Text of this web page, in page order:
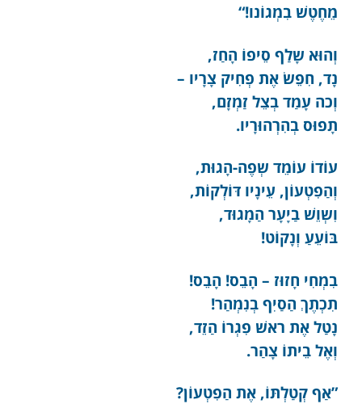
מֵחֶטֶשׁ בִמְגוֹנו!“
וְהוּא שָלַף סֵיפוֹ הָחַז,
נָד, חִפֵשׂ אֶת פְחִיק צָרָיו –
וְכה עָמַד בְצֵל זַמְזָם,
תָפוּס בְהִרְהוּרָיו.
עוֹדוֹ עוֹמֵד שְפֶה-הָגוּת,
וְהַפִטְעוֹן, עֵינָיו דּוֹלְקוֹת,
וִשְוֵשׁ בַיָעָר הַמָגוּד,
בּוֹעֵעַ וְנָקוֹט!
בִמְחִי חָזוּז – הָבֵס! הָבֵס!
תִכְתֶךְ הַסַיִף בְנִמְהַר!
נָטַל אֶת ראשׁ פִגְרוֹ הַזֵד,
וְאֶל בֵיתוֹ צָהַר.
”אַף קְטַלְתּוֹ, אֶת הַפִטְעוֹן?